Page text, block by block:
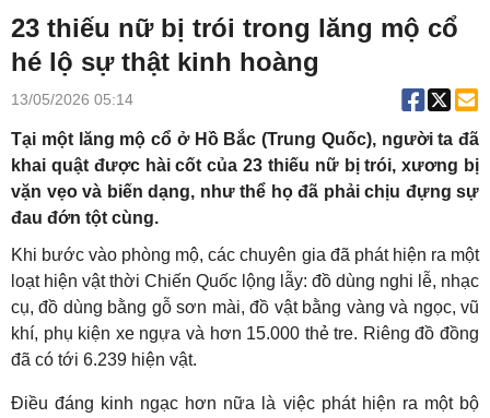
23 thiếu nữ bị trói trong lăng mộ cổ
hé lộ sự thật kinh hoàng
13/05/2026 05:14
Tại một lăng mộ cổ ở Hồ Bắc (Trung Quốc), người ta đã
khai quật được hài cốt của 23 thiếu nữ bị trói, xương bị
vặn vẹo và biến dạng, như thể họ đã phải chịu đựng sự
đau đớn tột cùng.
Khi bước vào phòng mộ, các chuyên gia đã phát hiện ra một
loạt hiện vật thời Chiến Quốc lộng lẫy: đồ dùng nghi lễ, nhạc
cụ, đồ dùng bằng gỗ sơn mài, đồ vật bằng vàng và ngọc, vũ
khí, phụ kiện xe ngựa và hơn 15.000 thẻ tre. Riêng đồ đồng
đã có tới 6.239 hiện vật.
Điều đáng kinh ngạc hơn nữa là việc phát hiện ra một bộ